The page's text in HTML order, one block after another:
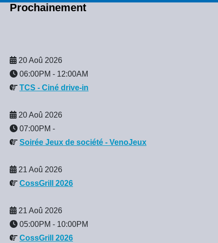
Prochainement
20 Aoû 2026
06:00PM - 12:00AM
TCS - Ciné drive-in
20 Aoû 2026
07:00PM -
Soirée Jeux de société - VenoJeux
21 Aoû 2026
CossGrill 2026
21 Aoû 2026
05:00PM - 10:00PM
CossGrill 2026